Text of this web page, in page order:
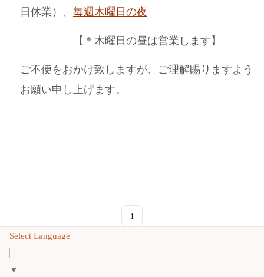
日休業）、 毎週木曜日の夜
【＊木曜日の昼は営業します】
ご不便をおかけ致しますが、ご理解賜りますよう
お願い申し上げます。
1
Select Language
▼